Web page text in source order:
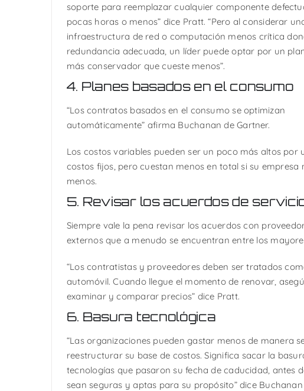
soporte para reemplazar cualquier componente
pocas horas o menos” dice Pratt. “Pero al considerar
infraestructura de red o computación menos crítica
redundancia adecuada, un líder puede optar por un
más conservador que cueste menos”.
4. Planes basados en el consumo
“Los contratos basados en el consumo se optimizan
automáticamente” afirma Buchanan de Gartner.
Los costos variables pueden ser un poco más altos por
costos fijos, pero cuestan menos en total si su empresa
menos.
5. Revisar los acuerdos de
Siempre vale la pena revisar los acuerdos con
externos que a menudo se encuentran entre los
“Los contratistas y proveedores deben ser tratados
automóvil. Cuando llegue el momento de renovar,
examinar y comparar precios” dice Pratt.
6. Basura tecnológica
“Las organizaciones pueden gastar menos de manera
reestructurar su base de costos. Significa sacar la
tecnologías que pasaron su fecha de caducidad, antes
sean seguras y aptas para su propósito” dice Buchanan